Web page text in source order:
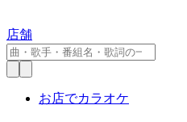
店舗
お店でカラオケ